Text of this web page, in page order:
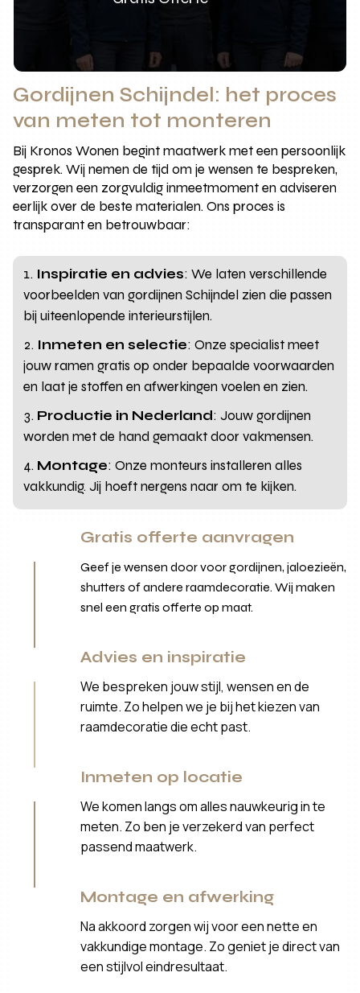
Gordijnen Schijndel: het proces
van meten tot monteren
Bij Kronos Wonen begint maatwerk met een persoonlijk
gesprek. Wij nemen de tijd om je wensen te bespreken,
verzorgen een zorgvuldig inmeetmoment en adviseren
eerlijk over de beste materialen. Ons proces is
transparant en betrouwbaar:
Inspiratie en advies: We laten verschillende
voorbeelden van gordijnen Schijndel zien die passen
bij uiteenlopende interieurstijlen.
Inmeten en selectie: Onze specialist meet
jouw ramen gratis op onder bepaalde voorwaarden
en laat je stoffen en afwerkingen voelen en zien.
Productie in Nederland: Jouw gordijnen
worden met de hand gemaakt door vakmensen.
Montage: Onze monteurs installeren alles
vakkundig. Jij hoeft nergens naar om te kijken.
Gratis offerte aanvragen
Geef je wensen door voor gordijnen, jaloezieën,
shutters of andere raamdecoratie. Wij maken
snel een gratis offerte op maat.
Advies en inspiratie
We bespreken jouw stijl, wensen en de
ruimte. Zo helpen we je bij het kiezen van
raamdecoratie die echt past.
Inmeten op locatie
We komen langs om alles nauwkeurig in te
meten. Zo ben je verzekerd van perfect
passend maatwerk.
Montage en afwerking
Na akkoord zorgen wij voor een nette en
vakkundige montage. Zo geniet je direct van
een stijlvol eindresultaat.